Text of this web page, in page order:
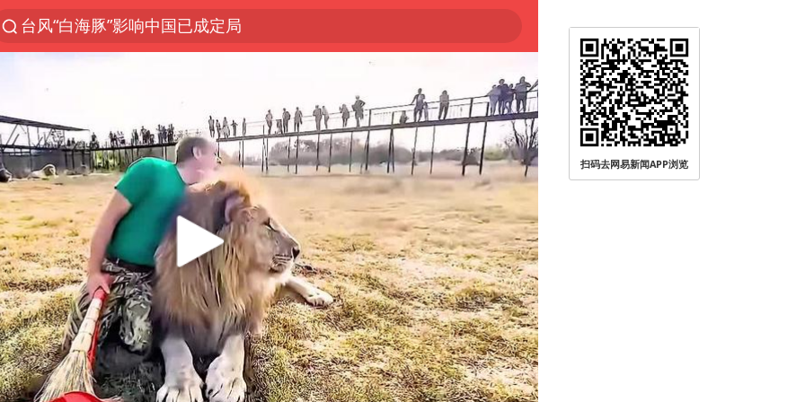
台风“白海豚”影响中国已成定局
维持强台风级！白海豚直奔华东沿海
印度暴发金迪普拉病毒
41岁女子为鼓励女儿考上985研究生
24小时不关空调 电费反而更低？
美国退回1000亿美元关税
“事业单位招聘不是人情买卖”
小伙靠AI减肥 45天瘦40斤进了ICU
李亚鹏向地铁吐血女孩捐99999元
新华社权威快报|我国编制完成新版全月地质图
扫码去网易新闻APP浏览